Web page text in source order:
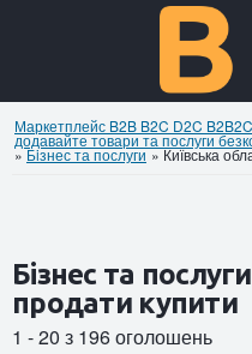
Маркетплейс B2B B2C D2C
додавайте товари та послуги
»Бiзнес та послуги »Київська
Бiзнес та
продати купити
1 - 20 з 196 оголошень